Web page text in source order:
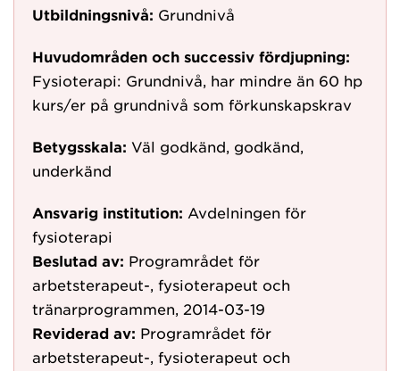
Utbildningsnivå: Grundnivå
Huvudområden och successiv fördjupning:
Fysioterapi: Grundnivå, har mindre än 60 hp
kurs/er på grundnivå som förkunskapskrav
Betygsskala: Väl godkänd, godkänd,
underkänd
Ansvarig institution: Avdelningen för
fysioterapi
Beslutad av: Programrådet för
arbetsterapeut-, fysioterapeut och
tränarprogrammen, 2014-03-19
Reviderad av: Programrådet för
arbetsterapeut-, fysioterapeut och